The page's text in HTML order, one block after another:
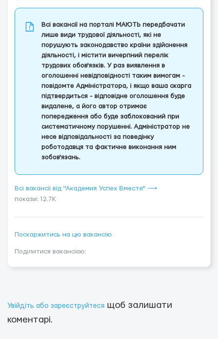
Всі вакансії на порталі МАЮТЬ передбачати
лише види трудової діяльності, які не
порушують законодавство країни здійснення
діяльності, і містити вичерпний перелік
трудових обов'язків. У раз виявлення в
оголошенні невідповідності таким вимогам -
повідомте Адміністратора, і якщо ваша скарга
підтвердиться - відповідне оголошення буде
видалене, а його автор отримає
попередження або буде заблокований при
систематичному порушенні. Адміністратор не
несе відповідальності за поведінку
роботодавця та фактичне виконання ним
зобов'язань.
Всі вакансії від "Академия Успех Вместе" ⟶
покази: 12.7K
Поскаржитись на цю вакансію
Поділитися вакансією:
Увійдіть або зареєструйтеся щоб залишати
коментарі.